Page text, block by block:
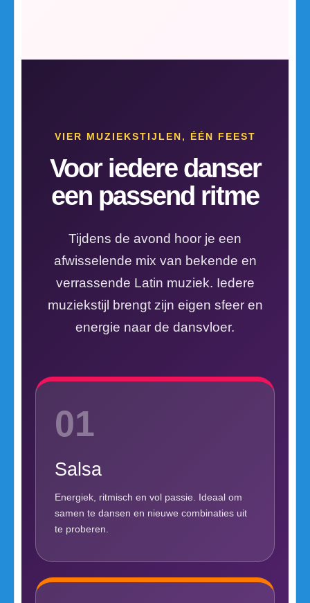
VIER MUZIEKSTIJLEN, ÉÉN FEEST
Voor iedere danser
een passend ritme
Tijdens de avond hoor je een
afwisselende mix van bekende en
verrassende Latin muziek. Iedere
muziekstijl brengt zijn eigen sfeer en
energie naar de dansvloer.
01
Salsa
Energiek, ritmisch en vol passie. Ideaal om
samen te dansen en nieuwe combinaties uit
te proberen.